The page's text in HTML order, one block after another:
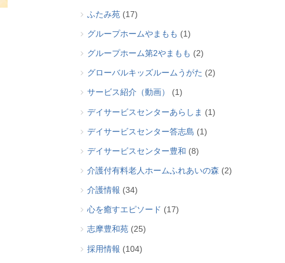
ふたみ苑(17)
グループホームやまもも (1)
グループホーム第2やまもも (2)
グローバルキッズルームうがた (2)
サービス紹介（動画） (1)
デイサービスセンターあらしま (1)
デイサービスセンター答志島 (1)
デイサービスセンター豊和 (8)
介護付有料老人ホームふれあいの森 (2)
介護情報 (34)
心を癒すエピソード (17)
志摩豊和苑(25)
採用情報 (104)